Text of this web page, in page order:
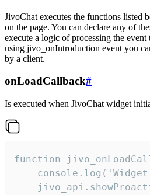
JivoChat executes the functions listed
on the page. You can declare any of
execute a logic of processing the
using jivo_onIntroduction event you
by a client.
onLoadCallback#
Is executed when JivoChat widget
function